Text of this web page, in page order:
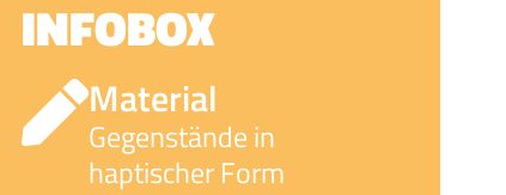
INFOBOX
Material
Gegenstände in
haptischer Form